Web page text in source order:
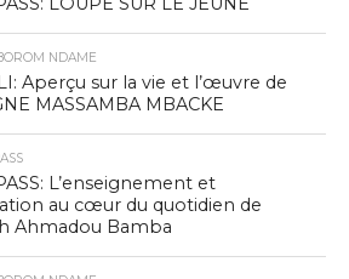
NDAME
Aperçu sur la vie et l’œuvre de
MASSAMBA MBACKE
L’enseignement et
au cœur du quotidien de
Ahmadou Bamba